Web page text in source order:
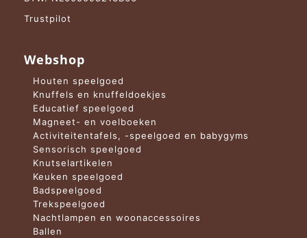
Trustpilot
Webshop
Houten speelgoed
Knuffels en knuffeldoekjes
Educatief speelgoed
Magneet- en voelboeken
Activiteitentafels, -speelgoed en babygyms
Sensorisch speelgoed
Knutselartikelen
Keuken speelgoed
Badspeelgoed
Trekspeelgoed
Nachtlampen en woonaccessoires
Ballen